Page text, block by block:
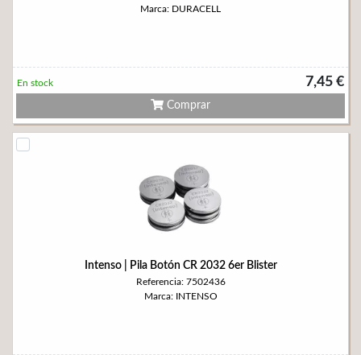
Marca: DURACELL
7,45 €
En stock
Comprar
Intenso | Pila Botón CR 2032 6er Blister
Referencia: 7502436
Marca: INTENSO